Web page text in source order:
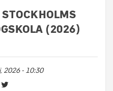
(2026)
2026 - 10:30